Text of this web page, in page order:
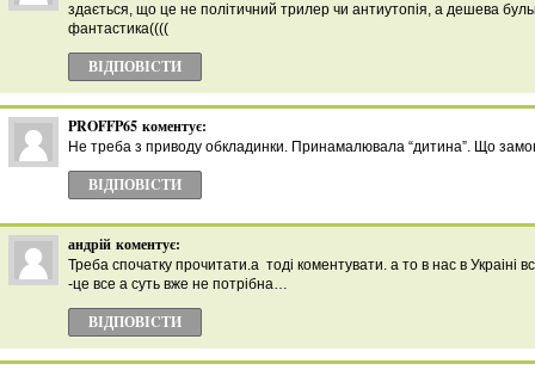
здається, що це не політичний трилер чи антиутопія, а дешева
фантастика((((
ВІДПОВІCТИ
PROFFP65 коментує:
Не треба з приводу обкладинки. Принамалювала “дитина”. Що
ВІДПОВІCТИ
андрій коментує:
Треба спочатку прочитати.а тоді коментувати. а то в нас в Украіні
-це все а суть вже не потрібна…
ВІДПОВІCТИ